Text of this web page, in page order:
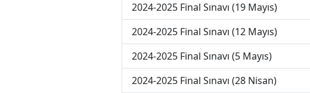
2024-2025 Final Sınavı (19 Mayıs)
2024-2025 Final Sınavı (12 Mayıs)
2024-2025 Final Sınavı (5 Mayıs)
2024-2025 Final Sınavı (28 Nisan)